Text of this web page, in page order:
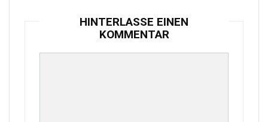
HINTERLASSE EINEN
KOMMENTAR